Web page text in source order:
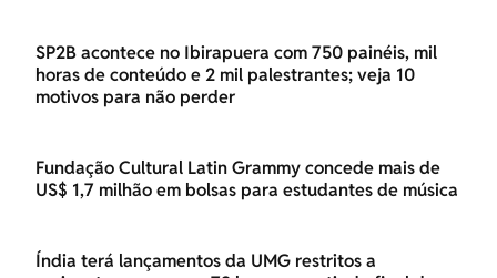
SP2B acontece no Ibirapuera com 750 painéis, mil
horas de conteúdo e 2 mil palestrantes; veja 10
motivos para não perder
Fundação Cultural Latin Grammy concede mais de
US$ 1,7 milhão em bolsas para estudantes de música
Índia terá lançamentos da UMG restritos a